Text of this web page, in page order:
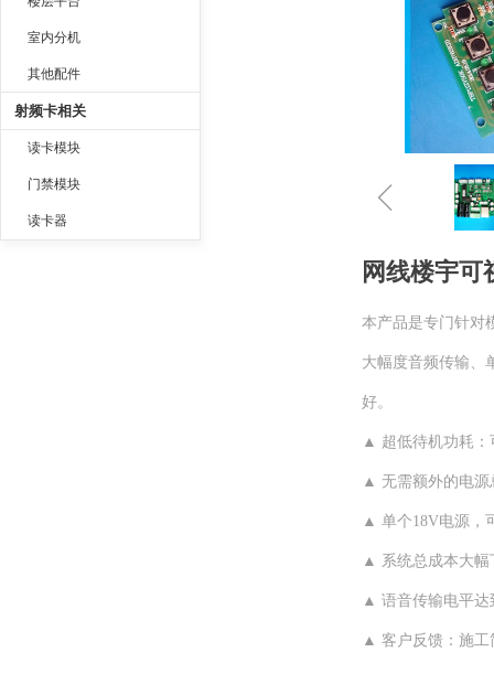
ꁆ
网线楼宇可
本产品是专门针对
大幅度音频传输、
好。
▲ 超低待机功耗：
▲ 无需额外的电源
▲ 单个18V电源，
▲ 系统总成本大幅
▲ 语音传输电平达
▲ 客户反馈：施工
室内分机
其他配件
射频卡相关
读卡模块
门禁模块
读卡器